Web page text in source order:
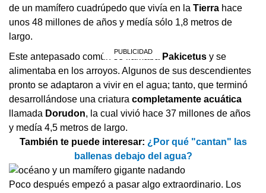
de un mamífero cuadrúpedo que vivía en la Tierra hace
unos 48 millones de años y medía sólo 1,8 metros de
largo.
Este antepasado común se llamaba
Pakicetus y se
alimentaba en los arroyos. Algunos de sus descendientes
pronto se adaptaron a vivir en el agua; tanto, que terminó
desarrollándose una criatura completamente acuática
llamada Dorudon, la cual vivió hace 37 millones de años
y medía 4,5 metros de largo.
También te puede interesar: ¿Por qué "cantan" las
ballenas debajo del agua?
Poco después empezó a pasar algo extraordinario. Los